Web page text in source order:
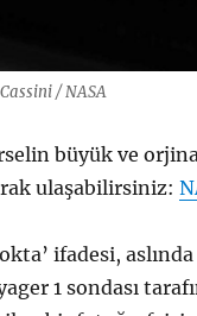
/ NASA
büyük ve
ulaşabilirsiniz:
ifadesi, aslında
1 sondası